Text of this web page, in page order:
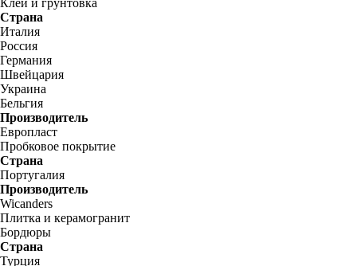
Клей и грунтовка
Страна
Италия
Россия
Германия
Швейцария
Украина
Бельгия
Производитель
Европласт
Пробковое покрытие
Страна
Португалия
Производитель
Wicanders
Плитка и керамогранит
Бордюры
Страна
Турция